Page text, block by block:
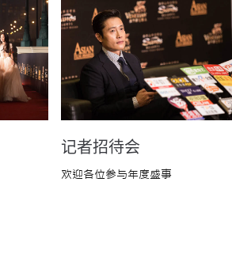
记者招待会
欢迎各位参与年度盛事